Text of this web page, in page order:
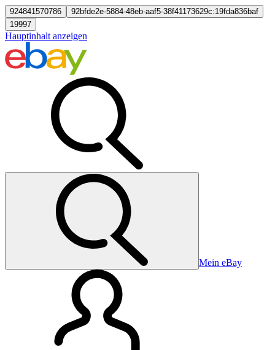
924841570786
92bfde2e-5884-48eb-aaf5-38f41173629c:19fda836baf
19997
Hauptinhalt anzeigen
Mein eBay